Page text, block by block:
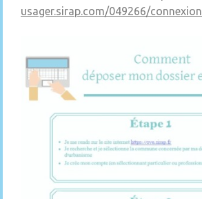
usager.sirap.com/049266/connexion